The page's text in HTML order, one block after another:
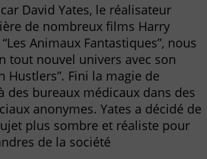
David Yates, le réalisateur
de nombreux films Harry
Animaux Fantastiques”, nous
tout nouvel univers avec son
Hustlers”. Fini la magie de
des bureaux médicaux dans des
anonymes. Yates a décidé de
plus sombre et réaliste pour
de la société